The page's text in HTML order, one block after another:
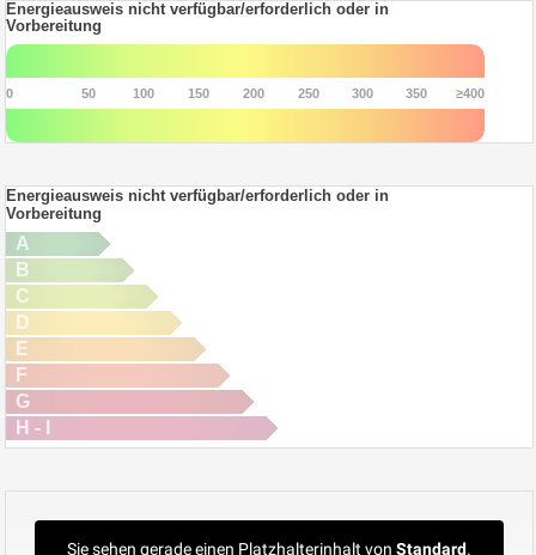
Energieausweis nicht verfügbar/erforderlich oder in
Vorbereitung
0 50 100 150 200 250 300 350 ≥400
Energieausweis nicht verfügbar/erforderlich oder in
Vorbereitung
A
B
C
D
E
F
G
H - I
Sie sehen gerade einen Platzhalterinhalt von Standard.